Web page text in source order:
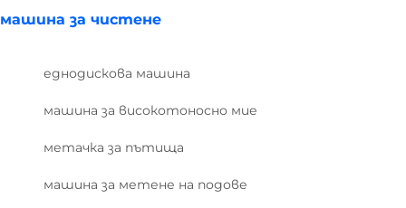
машина за чистене
еднодискова машина
машина за високотоносно мие
метачка за пътища
машина за метене на подове